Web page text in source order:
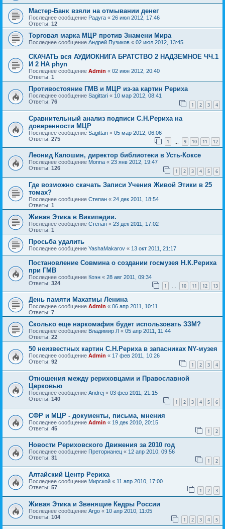
Мастер-Банк взяли на отмывании денег
Последнее сообщение Радуга « 26 июл 2012, 17:46
Ответы: 12
Торговая марка МЦР против Знамени Мира
Последнее сообщение Андрей Пузиков « 02 июл 2012, 13:45
СКАЧАТЬ вся АУДИОКНИГА БРАТСТВО 2 НАДЗЕМНОЕ ЧЧ.1
И 2 НА phyn
Последнее сообщение Admin « 02 июн 2012, 20:40
Ответы: 1
Противостояние ГМВ и МЦР из-за картин Рериха
Последнее сообщение Sagittari « 10 мар 2012, 08:41
Ответы: 76 1 2 3 4
Сравнительный анализ подписи С.Н.Рериха на
доверенности МЦР
Последнее сообщение Sagittari « 05 мар 2012, 06:06
Ответы: 275 1 9 10 11 12
Леонид Калошин, директор библиотеки в Усть-Коксе
Последнее сообщение Monna « 23 янв 2012, 19:47
Ответы: 126 1 2 3 4 5 6
Где возможно скачать Записи Учения Живой Этики в 25
томах?
Последнее сообщение Степан « 24 дек 2011, 18:54
Ответы: 1
Живая Этика в Википедии.
Последнее сообщение Степан « 23 дек 2011, 17:02
Ответы: 1
Просьба удалить
Последнее сообщение YashaMakarov « 13 окт 2011, 21:17
Постановление Совмина о создании госмузея Н.К.Рериха
при ГМВ
Последнее сообщение Коэн « 28 авг 2011, 09:34
Ответы: 324 1 10 11 12 13
День памяти Махатмы Ленина
Последнее сообщение Admin « 06 апр 2011, 10:11
Ответы: 7
Сколько еще наркомафия будет использовать ЗЗМ?
Последнее сообщение Владимир Л « 05 апр 2011, 11:44
Ответы: 22
50 неизвестных картин С.Н.Рериха в запасниках NY-музея
Последнее сообщение Admin « 17 фев 2011, 10:26
Ответы: 92 1 2 3 4
Отношения между рериховцами и Православной
Церковью
Последнее сообщение Andrej « 03 фев 2011, 21:15
Ответы: 140 1 2 3 4 5 6
СФР и МЦР - документы, письма, мнения
Последнее сообщение Admin « 19 дек 2010, 20:15
Ответы: 45 1 2
Новости Рериховского Движения за 2010 год
Последнее сообщение Преторианец « 12 апр 2010, 09:56
Ответы: 31 1 2
Алтайский Центр Рериха
Последнее сообщение Мирской « 11 апр 2010, 17:00
Ответы: 57 1 2 3
Живая Этика и Звенящие Кедры России
Последнее сообщение Argo « 10 апр 2010, 11:05
Ответы: 104 1 2 3 4 5